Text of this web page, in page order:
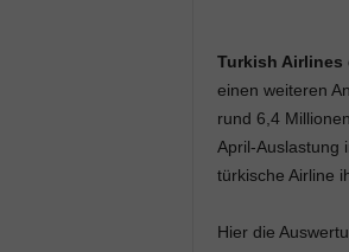
Turkish Airlines
einen weiteren
rund 6,4
April-Auslastung
türkische Airline
Hier die